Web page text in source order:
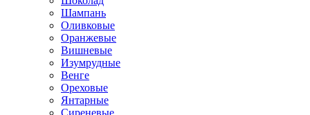
Шампань
Оливковые
Оранжевые
Вишневые
Изумрудные
Венге
Ореховые
Янтарные
Сиреневые